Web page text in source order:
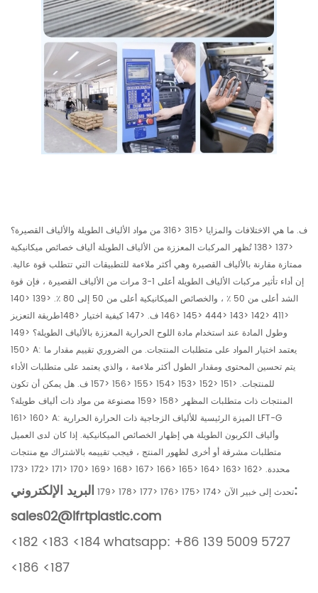
ف. ما هي الاختلافات والمزايا <315 <316 من مواد الألياف الطويلة والألياف القصيرة؟
<137 <138 تُظهر المركبات المعززة من الألياف الطويلة ألياف خصائص ميكانيكية
ممتازة مقارنة بالألياف القصيرة وهي أكثر ملاءمة للتطبيقات التي تتطلب قوة عالية.
إن أداء تأثير مركبات الألياف الطويلة أعلى 1-3 مرات من الألياف القصيرة ، فإن قوة
الشد أعلى من 50 ٪ ، والخصائص الميكانيكية أعلى من 50 إلى 80 ٪. <139 <140
<411 <142 <143 <444 <145 <146 ف. <147 كيفية اختيار <148طريقة التعزيز
وطول المادة عند استخدام مادة اللوح الحرارية المعززة بالألياف الطويلة؟ <149
<150 A: يعتمد اختيار المواد على متطلبات المنتجات. من الضروري تقييم مقدار ما
يتم تحسين المحتوى ومقدار الطول أكثر ملاءمة ، والذي يعتمد على متطلبات الأداء
للمنتجات. <151 <152 <153 <154 <155 <156 <157 ف. هل يمكن أن تكون
المنتجات ذات متطلبات المظهر <158 <159 مصنوعة من مواد ذات ألياف طويلة؟
<160 <161 A: الميزة الرئيسية للألياف الزجاجية ذات الحرارة الحرارية LFT-G
وألياف الكربون الطويلة هي إظهار الخصائص الميكانيكية. إذا كان لدى العميل
متطلبات مشرقة أو أخرى لظهور المنتج ، فيجب تقييمه بالاشتراك مع منتجات
محددة. <162 <163 <164 <165 <166 <167 <168 <169 <170 <171 <172 <173
تحدث إلى خبير الآن <174 <175 <176 <177 <178 <179
البريد الإلكتروني:
sales02@lfrtplastic.com
<182 <183 <184 whatsapp: +86 139 5009 5727
<186 <187